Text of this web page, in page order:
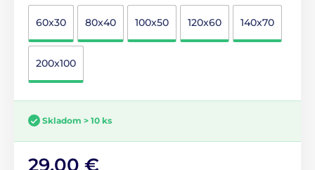
60x30 80x40 100x50 120x60 140x70
200x100
Skladom > 10 ks
29,00 €